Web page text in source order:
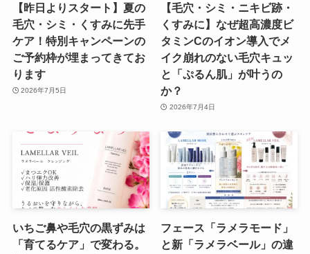
【昨日よりスタート】夏の
毛穴・シミ・くすみに先手
ケア！特別キャンペーンの
ご予約枠が埋まってきてお
ります
2026年7月5日
【毛穴・シミ・ニキビ跡・
くすみに】なぜ超高濃度ビ
タミンCのイオン導入でメ
イク崩れのない毛穴キュッ
と「ぷるん肌」が叶うの
か？
2026年7月4日
いちご鼻や毛穴の黒ずみは
「育てるケア」で変わる。
フェース「ラメラモード」
と新「ラメラベール」の違